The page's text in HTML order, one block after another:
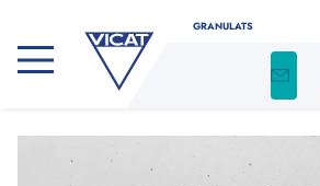
GRANULATS
CALCULATEUR DE